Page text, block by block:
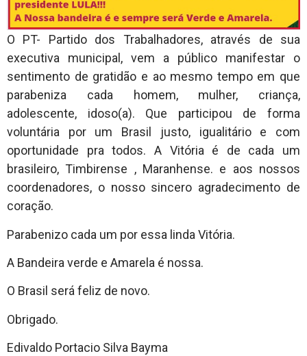
O PT- Partido dos Trabalhadores, através de sua
executiva municipal, vem a público manifestar o
sentimento de gratidão e ao mesmo tempo em que
parabeniza cada homem, mulher, criança,
adolescente, idoso(a). Que participou de forma
voluntária por um Brasil justo, igualitário e com
oportunidade pra todos. A Vitória é de cada um
brasileiro, Timbirense , Maranhense. e aos nossos
coordenadores, o nosso sincero agradecimento de
coração.
Parabenizo cada um por essa linda Vitória.
A Bandeira verde e Amarela é nossa.
O Brasil será feliz de novo.
Obrigado.
Edivaldo Portacio Silva Bayma